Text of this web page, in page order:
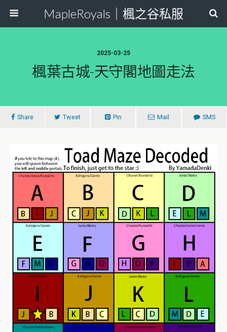
MapleRoyals｜楓之谷私服
2025-03-25
楓葉古城-天守閣地圖走法
Share Tweet Pin Mail SMS